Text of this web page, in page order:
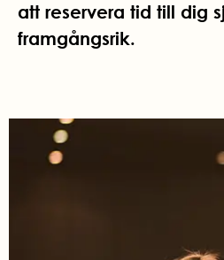
att reservera tid till dig
framgångsrik.